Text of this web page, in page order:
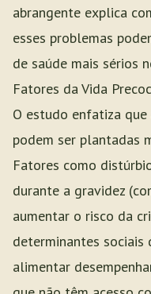
abrangente explica
esses problemas
de saúde mais sérios
Fatores da Vida
O estudo enfatiza que
podem ser plantadas
Fatores como
durante a gravidez
aumentar o risco da
determinantes sociais
alimentar